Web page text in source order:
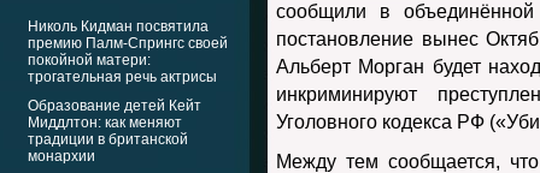
Николь Кидман посвятила
премию Палм-Спрингс своей
покойной матери:
трогательная речь актрисы
Образование детей Кейт
Миддлтон: как меняют
традиции в британской
монархии
сообщили в объединённой
постановление вынес
Альберт Морган будет
инкриминируют
Уголовного кодекса РФ
Между тем сообщается,